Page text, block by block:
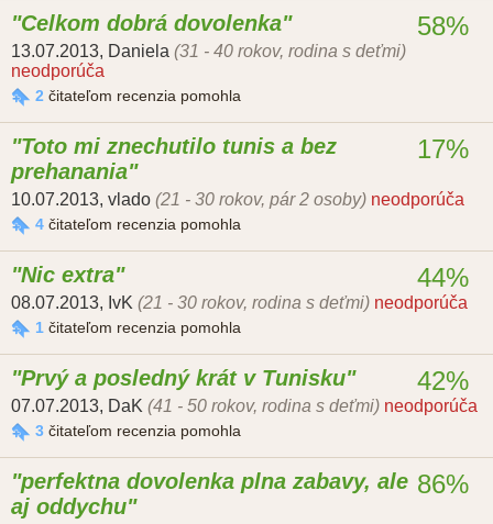
Celkom dobrá dovolenka
13.07.2013, Daniela (31 - 40 rokov, rodina s deťmi)
neodporúča
2 čitateľom recenzia pomohla
58%
Toto mi znechutilo tunis a bez
prehanania
10.07.2013, vlado (21 - 30 rokov, pár 2 osoby) neodporúča
4 čitateľom recenzia pomohla
17%
Nic extra
08.07.2013, IvK (21 - 30 rokov, rodina s deťmi) neodporúča
1 čitateľom recenzia pomohla
44%
Prvý a posledný krát v Tunisku
07.07.2013, DaK (41 - 50 rokov, rodina s deťmi) neodporúča
3 čitateľom recenzia pomohla
42%
perfektna dovolenka plna zabavy, ale
aj oddychu
86%